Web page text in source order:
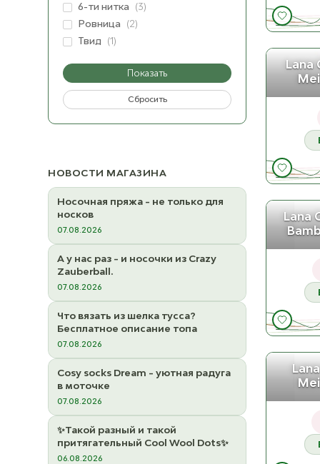
6-ти нитка
(3)
Ровница
(2)
Твид
(1)
Показать
Сбросить
НОВОСТИ МАГАЗИНА
Носочная пряжа - не только для
носков
07.08.2026
А у нас раз - и носочки из Crazy
Zauberball.
07.08.2026
Что вязать из шелка тусса?
Бесплатное описание топа
07.08.2026
Cosy socks Dream - уютная радуга
в моточке
07.08.2026
✨Такой разный и такой
притягательный Cool Wool Dots✨
06.08.2026
Lana
Lana